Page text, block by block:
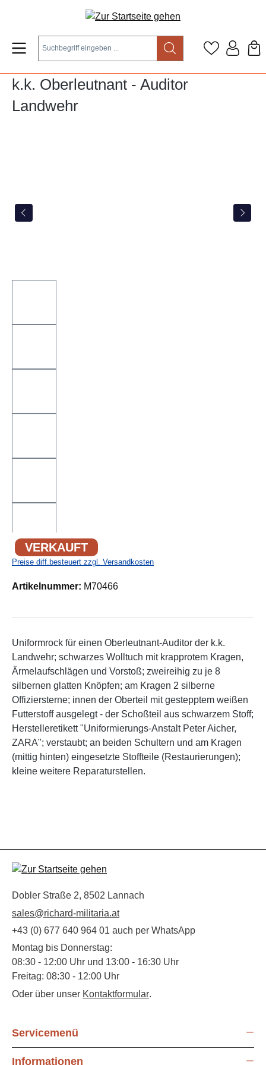
Zum Hauptinhalt springen
k.k. Oberleutnant - Auditor
Landwehr
VERKAUFT
Preise diff.besteuert zzgl. Versandkosten
Artikelnummer: M70466
Uniformrock für einen Oberleutnant-Auditor der k.k.
Landwehr; schwarzes Wolltuch mit krapprotem Kragen,
Ärmelaufschlägen und Vorstoß; zweireihig zu je 8
silbernen glatten Knöpfen; am Kragen 2 silberne
Offiziersterne; innen der Oberteil mit gestepptem weißen
Futterstoff ausgelegt - der Schoßteil aus schwarzem Stoff;
Herstelleretikett "Uniformierungs-Anstalt Peter Aicher,
ZARA"; verstaubt; an beiden Schultern und am Kragen
(mittig hinten) eingesetzte Stoffteile (Restaurierungen);
kleine weitere Reparaturstellen.
Dobler Straße 2, 8502 Lannach
sales@richard-militaria.at
+43 (0) 677 640 964 01 auch per WhatsApp
Montag bis Donnerstag:
08:30 - 12:00 Uhr und 13:00 - 16:30 Uhr
Freitag: 08:30 - 12:00 Uhr
Oder über unser Kontaktformular.
Servicemenü
Informationen